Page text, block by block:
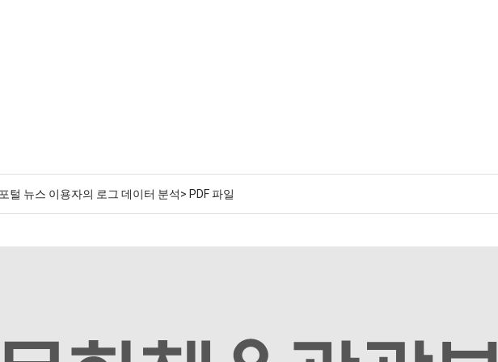
털 뉴스 이용자의 로그 데이터 분석> PDF 파일